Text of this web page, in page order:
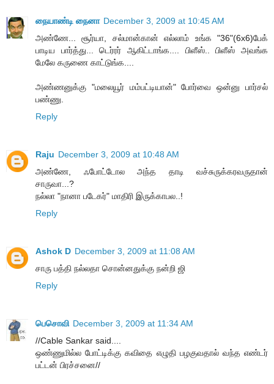
நையாண்டி நைனா December 3, 2009 at 10:45 AM
அண்ணே... சூர்யா, சல்மான்கான் எல்லாம் உங்க "36"(6x6)பேக்
பாடிய பார்த்து... டெர்ரர் ஆகிட்டாங்க.... பிளீஸ்.. பிளீஸ் அவங்க
மேலே கருணை காட்டுங்க....
அண்ணனுக்கு "மலையூர் மம்பட்டியான்" போர்வை ஒன்னு பார்சல்
பண்ணு.
Reply
Raju December 3, 2009 at 10:48 AM
அண்ணே, ஃபோட்டோல அந்த தாடி வச்சுருக்கரவருதான்
சாருவா...?
நல்லா "நானா படேகர்" மாதிரி இருக்காபல..!
Reply
Ashok D December 3, 2009 at 11:08 AM
சாரு பத்தி நல்லதா சொன்னதுக்கு நன்றி ஜி
Reply
பெசொவி December 3, 2009 at 11:34 AM
//Cable Sankar said....
ஒண்ணுமில்ல போட்டிக்கு கவிதை எழுதி பழகுவதால் வந்த எண்டர்
பட்டன் பிரச்சனை//